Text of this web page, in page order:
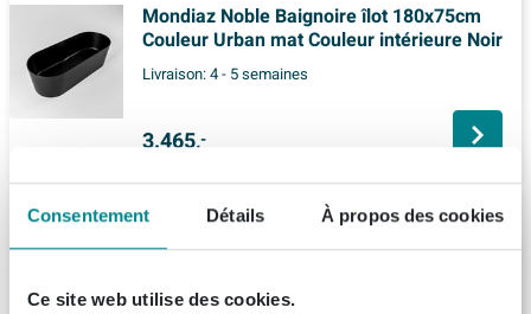
Consentement Détails À propos des cookies
Ce site web utilise des cookies.
Mondiaz Noble Baignoire îlot 180x75cm
Couleur Urban mat Couleur intérieure Noir
Livraison:4 - 5 semaines
3.465,-
ZEZA Eloise baignoire acrylique à poser